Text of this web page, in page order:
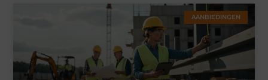
AANBIEDINGEN